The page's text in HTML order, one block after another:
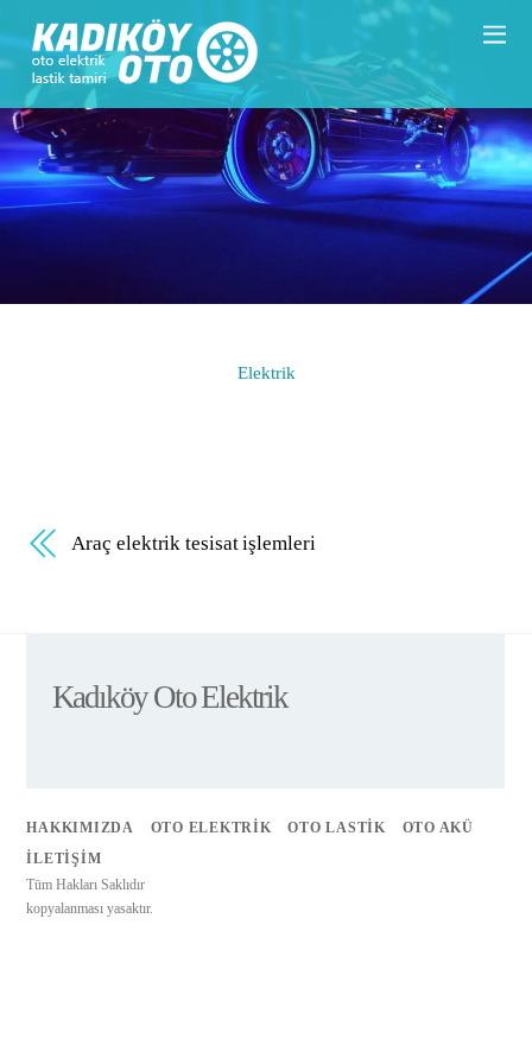
Elektrik
Araç elektrik tesisat işlemleri
Kadıköy Oto Elektrik
HAKKIMIZDA OTO ELEKTRIK OTO LASTIK
OTO AKÜ
İLETIŞIM
Tüm Hakları Saklıdır
kopyalanması yasaktır.